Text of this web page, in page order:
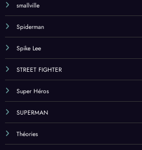
smallville
Spiderman
Spike Lee
STREET FIGHTER
Super Héros
SUPERMAN
Théories